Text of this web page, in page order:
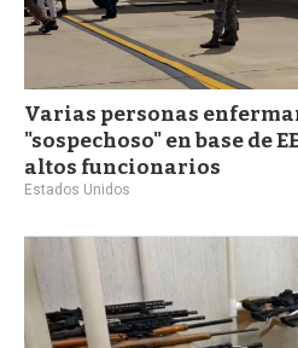
Varias personas
"sospechoso" en base de
altos funcionarios
Estados Unidos